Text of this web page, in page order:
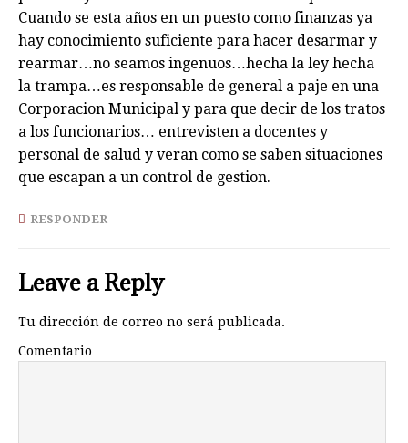
Cuando se esta años en un puesto como finanzas ya
hay conocimiento suficiente para hacer desarmar y
rearmar…no seamos ingenuos…hecha la ley hecha
la trampa…es responsable de general a paje en una
Corporacion Municipal y para que decir de los tratos
a los funcionarios… entrevisten a docentes y
personal de salud y veran como se saben situaciones
que escapan a un control de gestion.
RESPONDER
Leave a Reply
Tu dirección de correo no será publicada.
Comentario